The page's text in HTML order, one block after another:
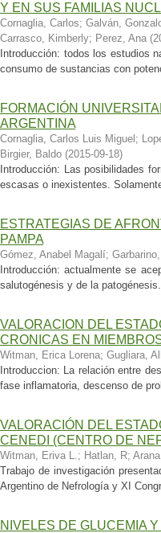
Y EN SUS FAMILIAS
Cornaglia, Carlos; Galván,
Carrasco, Kimberly; Perez, Ana (
Introducción: todos los estudios
consumo de sustancias con
FORMACIÓN
ARGENTINA
Cornaglia, Carlos Luis Miguel ;
Birgier, Baldo (2015-09-18)
Introducción: Las posibilidades
escasas o inexistentes.
ESTRATEGIAS DE
PAMPA
Gómez, Anabel Magalí;
Introducción: actualmente se
salutogénesis y de la
VALORACION DEL
CRONICAS EN
Witman, Erica Lorena; Gugliara,
Introduccion: La relación entre
fase inflamatoria, descenso de
VALORACIÓN DEL
CENEDI (CENTRO DE
Witman, Eriva L.; Hatlan, R;
Trabajo de investigación
Argentino de Nefrología y XI
NIVELES DE GLUCEMIA